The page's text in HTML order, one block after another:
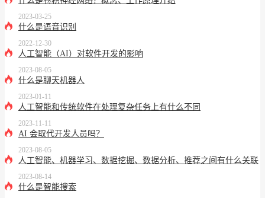
2023-03-25
什么是语音识别
2022-12-30
人工智能（AI）对软件开发的影响
2023-08-05
什么是聊天机器人
2023-01-11
人工智能和传统软件在处理复杂任务上有什么不同
2023-11-11
AI 会取代开发人员吗？
2023-08-05
人工智能、机器学习、数据挖掘、数据分析、推荐之间有什么关联
2023-08-14
什么是智能搜索